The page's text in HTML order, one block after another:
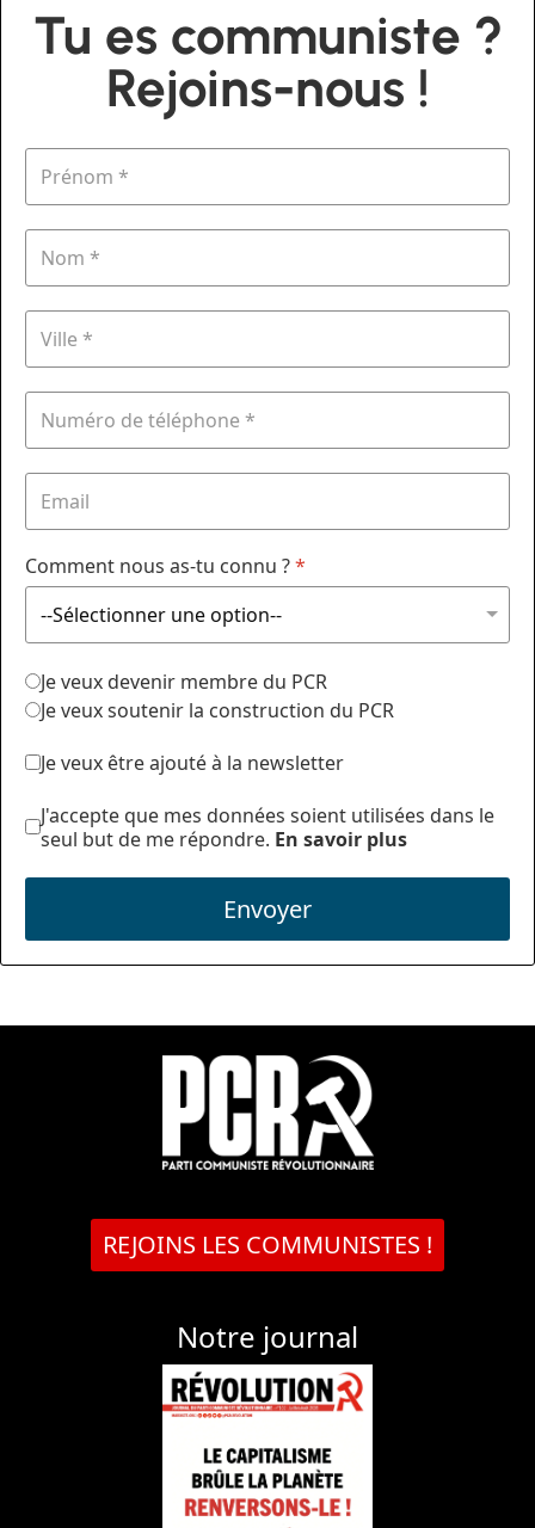
Tu es communiste ?
Rejoins-nous !
Comment nous as-tu connu ?*
Je veux devenir membre du PCR
Je veux soutenir la construction du PCR
Je veux être ajouté à la newsletter
J'accepte que mes données soient utilisées dans le
seul but de me répondre. En savoir plus
Envoyer
REJOINS LES COMMUNISTES !
Notre journal